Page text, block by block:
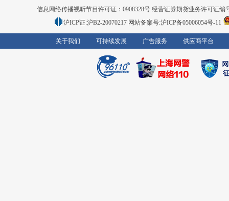
信息网络传播视听节目许可证：0908328号 经营证券期货业务许可证编
沪ICP证:沪B2-20070217 网站备案号:沪ICP备05006054号-11
关于我们 可持续发展 广告服务 供应商平台